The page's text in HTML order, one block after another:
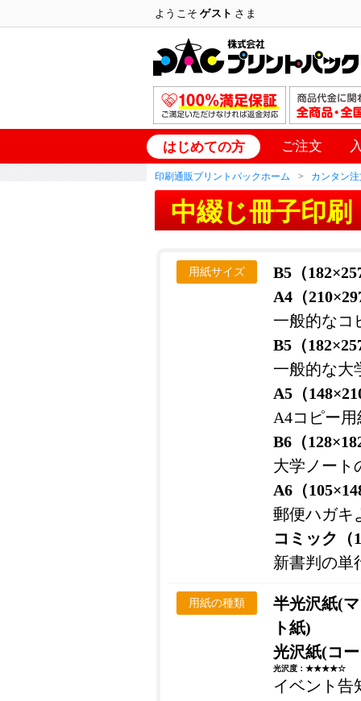
ようこそゲスト さま
はじめての方 ご注文
印刷通販プリントパックホーム カンタン
中綴じ冊子印刷
用紙サイズ
B5（
A4（
一般的なコ
B5（
一般的な大
A5（
A4コピー
B6（
大学ノート
A6（
郵便ハガキ
コミック（
新書判の単
用紙の種類
半光沢紙(
ト紙)
光沢紙(コ
光沢度：★★★★☆
イベント告